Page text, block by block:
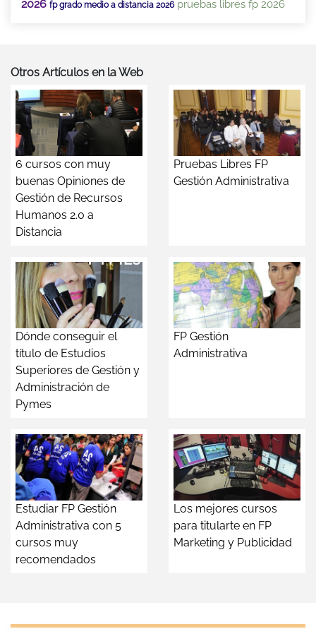
2026 fp grado medio a distancia 2026 pruebas libres fp 2026
Otros Artículos en la Web
6 cursos con muy
buenas Opiniones de
Gestión de Recursos
Humanos 2.0 a
Distancia
Pruebas Libres FP
Gestión Administrativa
Dónde conseguir el
título de Estudios
Superiores de Gestión y
Administración de
Pymes
FP Gestión
Administrativa
Estudiar FP Gestión
Administrativa con 5
cursos muy
recomendados
Los mejores cursos
para titularte en FP
Marketing y Publicidad